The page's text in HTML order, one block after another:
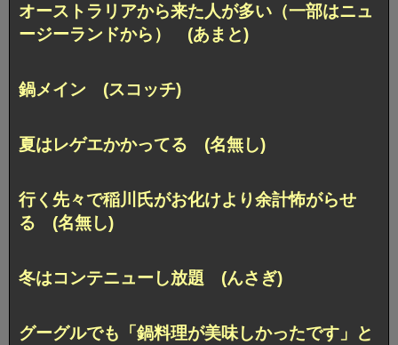
オーストラリアから来た人が多い（一部はニュ
ージーランドから） (あまと)
鍋メイン (スコッチ)
夏はレゲエかかってる (名無し)
行く先々で稲川氏がお化けより余計怖がらせ
る (名無し)
冬はコンテニューし放題 (んさぎ)
グーグルでも「鍋料理が美味しかったです」と